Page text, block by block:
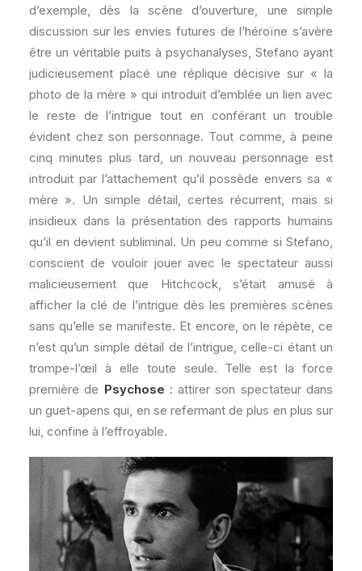
d’exemple, dès la scène d’ouverture, une simple
discussion sur les envies futures de l’héroïne s’avère
être un véritable puits à psychanalyses, Stefano ayant
judicieusement placé une réplique décisive sur « la
photo de la mère » qui introduit d’emblée un lien avec
le reste de l’intrigue tout en conférant un trouble
évident chez son personnage. Tout comme, à peine
cinq minutes plus tard, un nouveau personnage est
introduit par l’attachement qu’il possède envers sa «
mère ». Un simple détail, certes récurrent, mais si
insidieux dans la présentation des rapports humains
qu’il en devient subliminal. Un peu comme si Stefano,
conscient de vouloir jouer avec le spectateur aussi
malicieusement que Hitchcock, s’était amusé à
afficher la clé de l’intrigue dès les premières scènes
sans qu’elle se manifeste. Et encore, on le répète, ce
n’est qu’un simple détail de l’intrigue, celle-ci étant un
trompe-l’œil à elle toute seule. Telle est la force
première de Psychose : attirer son spectateur dans
un guet-apens qui, en se refermant de plus en plus sur
lui, confine à l’effroyable.